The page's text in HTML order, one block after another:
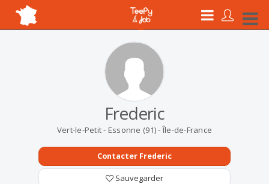
Frederic
Vert-le-Petit - Essonne (91) - Île-de-France
Contacter Frederic
Sauvegarder